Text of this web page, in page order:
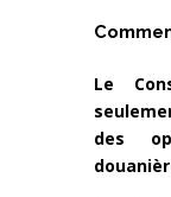
Le
des